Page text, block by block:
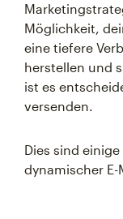
Möglichkeit,
eine tiefere
herstellen und
ist es
versenden.
Dies sind
dynamischer E-